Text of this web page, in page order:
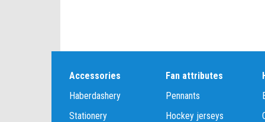
Accessories
Haberdashery
Stationery
Fan attributes
Pennants
Hockey jerseys